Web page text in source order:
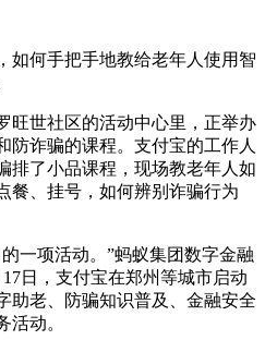
何手把手地教给老年人使用智
世社区的活动中心里，正举办
防诈骗的课程。支付宝的工作人
排了小品课程，现场教老年人如
餐、挂号，如何辨别诈骗行为
项活动。”蚂蚁集团数字金融
日，支付宝在郑州等城市启动
助老、防骗知识普及、金融安全
活动。